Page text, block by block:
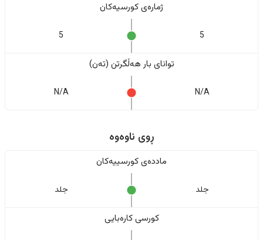
ژمارەی کورسیەکان
5
5
تواناى بار هەڵگرتن (تەن)
N/A
N/A
ڕوی ناوەوە
ماددەی کورسییەکان
جلد جلد
کورسی کارەبایی